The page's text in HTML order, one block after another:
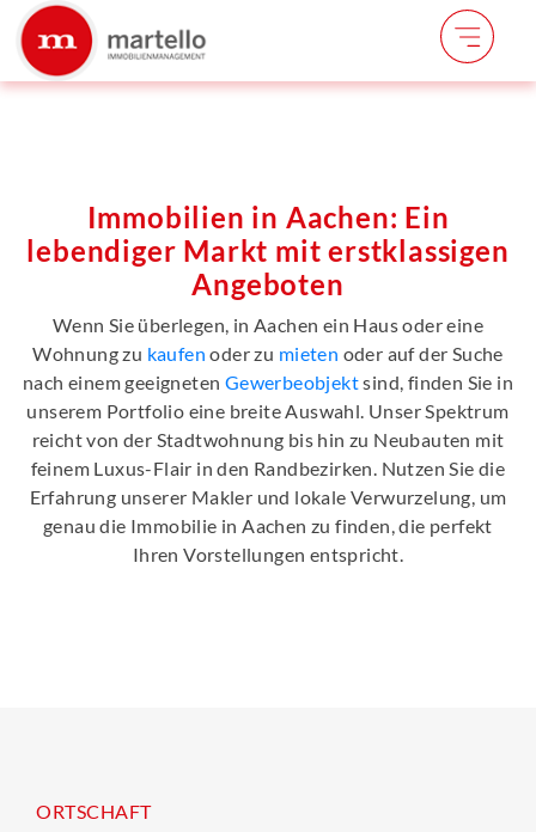
Immobilien in Aachen: Ein
lebendiger Markt mit erstklassigen
Angeboten
Wenn Sie überlegen, in Aachen ein Haus oder eine
Wohnung zu kaufen oder zu mieten oder auf der Suche
nach einem geeigneten Gewerbeobjektsind, finden Sie in
unserem Portfolio eine breite Auswahl. Unser Spektrum
reicht von der Stadtwohnung bis hin zu Neubauten mit
feinem Luxus-Flair in den Randbezirken. Nutzen Sie die
Erfahrung unserer Makler und lokale Verwurzelung, um
genau die Immobilie in Aachen zu finden, die perfekt
Ihren Vorstellungen entspricht.
ORTSCHAFT